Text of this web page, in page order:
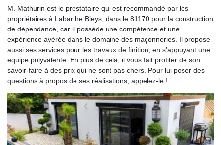
M. Mathurin est le prestataire qui est recommandé par les
propriétaires à Labarthe Bleys, dans le 81170 pour la construction
de dépendance, car il possède une compétence et une
expérience avérée dans le domaine des maçonneries. Il propose
aussi ses services pour les travaux de finition, en s’appuyant une
équipe polyvalente. En plus de cela, il vous fait profiter de son
savoir-faire à des prix qui ne sont pas chers. Pour lui poser des
questions à propos de ses réalisations, appelez-le !